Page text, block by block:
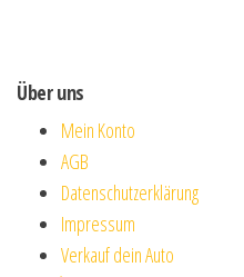
Über uns
Mein Konto
AGB
Datenschutzerklärung
Impressum
Verkauf dein Auto